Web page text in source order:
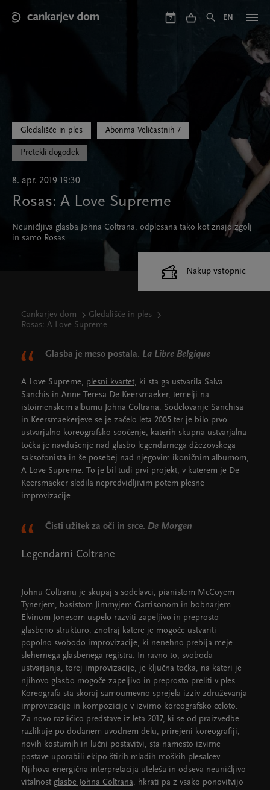
main
7 EN
Gledališče in ples Abonma Veličastnih 7
Pretekli dogodek
8. apr. 2019 19:30
Rosas: A Love Supreme
Neuničljiva glasba Johna Coltrana, odplesana tako kot znajo zgolj
in samo Rosas.
Cankarjev dom
Gledališče in ples
Rosas: A Love Supreme
Glasba je meso postala. La Libre Belgique
A Love Supreme, plesni kvartet, ki sta ga ustvarila Salva
Sanchis in Anne Teresa De Keersmaeker, temelji na
istoimenskem albumu Johna Coltrana. Sodelovanje Sanchisa
in Keersmaekerjeve se je začelo leta 2005 ter je bilo prvo
ustvarjalno koreografsko soočenje, katerih skupna ustvarjalna
točka je navdušenje nad glasbo legendarnega džezovskega
saksofonista in še posebej nad njegovim ikoničnim albumom,
A Love Supreme. To je bil tudi prvi projekt, v katerem je De
Keersmaeker sledila nepredvidljivim potem plesne
improvizacije.
Čisti užitek za oči in srce. De Morgen
Legendarni Coltrane
Johnu Coltranu je skupaj s sodelavci, pianistom McCoyem
Tynerjem, basistom Jimmyjem Garrisonom in bobnarjem
Elvinom Jonesom uspelo razviti zapeljivo in preprosto
glasbeno strukturo, znotraj katere je mogoče ustvariti
popolno svobodo improvizacije, ki nenehno prebija meje
slehernega glasbenega registra. In ravno to, svoboda
ustvarjanja, torej improvizacije, je ključna točka, na kateri je
njihovo glasbo mogoče zapeljivo in preprosto preliti v ples.
Koreografa sta skoraj samoumevno sprejela izziv združevanja
improvizacije in kompozicije v izvirno koreografsko celoto.
Za novo različico predstave iz leta 2017, ki se od praizvedbe
razlikuje po dodanem uvodnem delu, prirejeni koreografiji,
novih kostumih in lučni postavitvi, sta namesto izvirne
postave uporabili ekipo štirih mladih moških plesalcev.
Njihova energična interpretacija uteleša in odseva neuničljivo
vitalnost glasbe Johna Coltrana, hkrati pa z vsako ponovitvijo
Nakup vstopnic